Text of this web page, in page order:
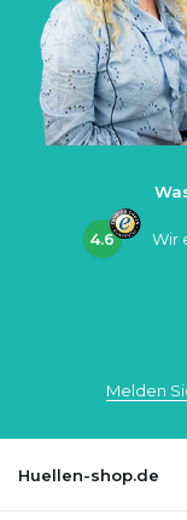
4.6 Wir
Melden
Huellen-shop.de